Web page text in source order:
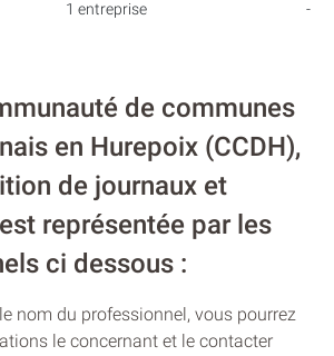
1 entreprise -
de communes
en Hurepoix (CCDH),
de journaux et
représentée par les
ci dessous :
nom du professionnel, vous pourrez
le concernant et le contacter